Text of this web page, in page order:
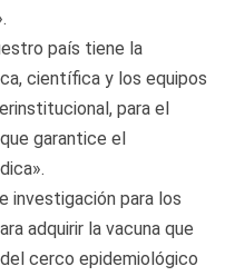
país tiene la
científica y los equipos
para el
garantice el
investigación para los
adquirir la vacuna que
cerco epidemiológico